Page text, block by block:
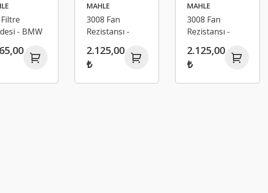
- BMW
MAHLE
3008 Fan
Rezistansı -
2008 Citroen C3
Opel Corsa F
2.125,00
₺
MAHLE
3008 Fan
Rezistansı -
2008 Citroen C3
Opel Mokka
2.125,00
₺